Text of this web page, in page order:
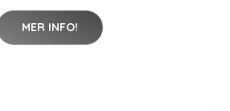
MER INFO!